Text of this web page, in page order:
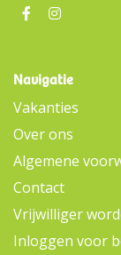
Navigatie
Vakanties
Over ons
Algemene
Contact
Vrijwilliger
Inloggen voor